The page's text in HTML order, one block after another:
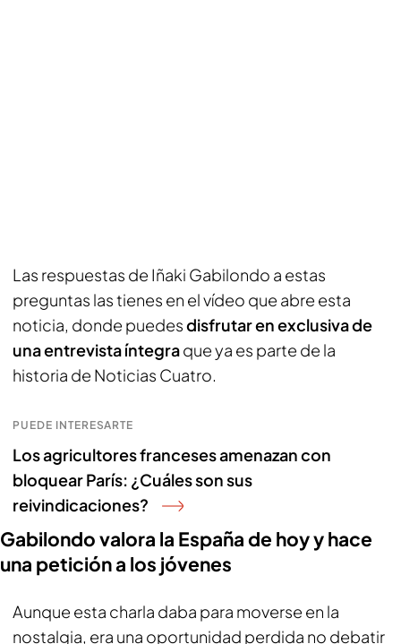
Las respuestas de Iñaki Gabilondo a estas
preguntas las tienes en el vídeo que abre esta
noticia, donde puedesdisfrutar en exclusiva de
una entrevista íntegraque ya es parte de la
historia de Noticias Cuatro.
PUEDE INTERESARTE
Los agricultores franceses amenazan con
bloquear París: ¿Cuáles son sus
reivindicaciones?
Gabilondo valora la España de hoy y hace
una petición a los jóvenes
Aunque esta charla daba para moverse en la
nostalgia, era una oportunidad perdida no debatir